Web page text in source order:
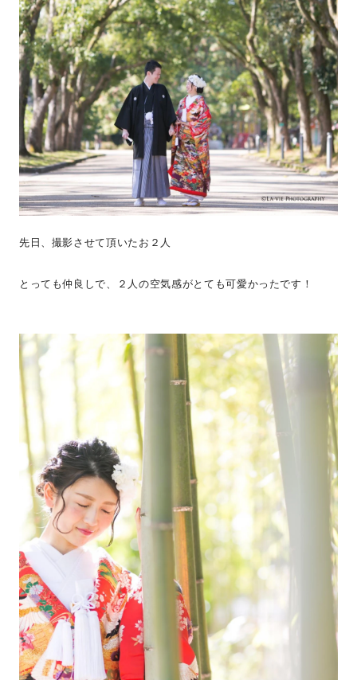
先日、撮影させて頂いたお２人
とっても仲良しで、２人の空気感がとても可愛かったです！